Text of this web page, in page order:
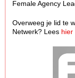
Female Agency
Overweeg je lid te
Netwerk? Lees hier